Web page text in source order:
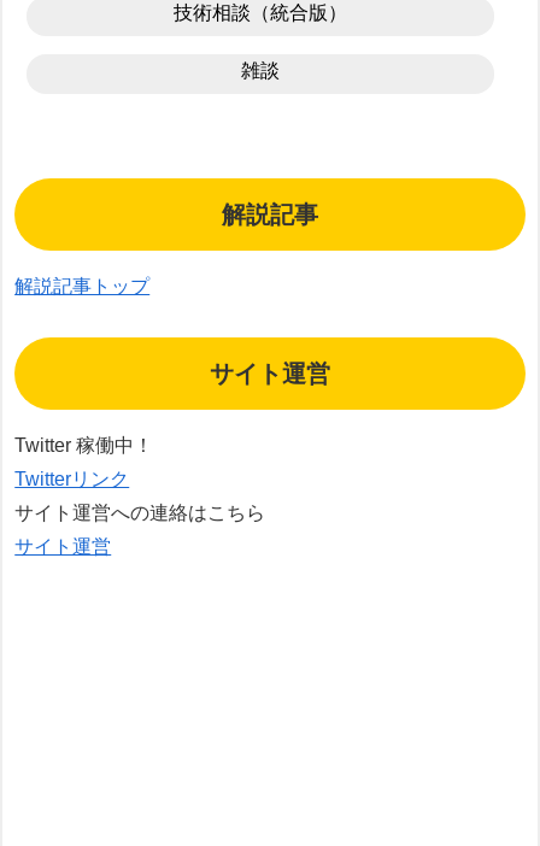
技術相談（統合版）
雑談
解説記事
解説記事トップ
サイト運営
Twitter 稼働中！
Twitterリンク
サイト運営への連絡はこちら
サイト運営